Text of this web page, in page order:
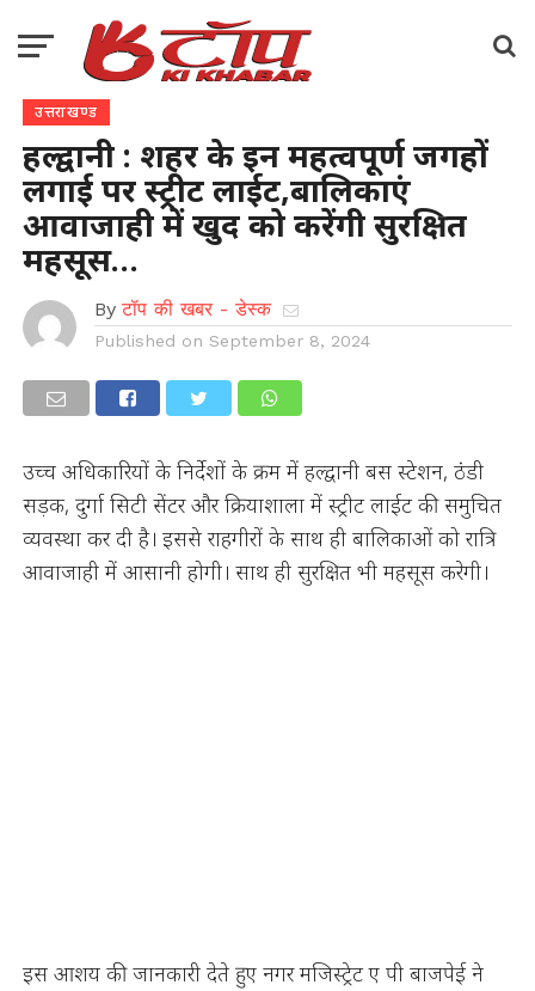
उत्तराखण्ड
हल्द्वानी : शहर के इन महत्वपूर्ण जगहों
लगाई पर स्ट्रीट लाईट,बालिकाएं
आवाजाही में खुद को करेंगी सुरक्षित
महसूस…
By टॉप की खबर - डेस्क
Published on September 8, 2024
उच्च अधिकारियों के निर्देशों के क्रम में हल्द्वानी बस स्टेशन, ठंडी
सड़क, दुर्गा सिटी सेंटर और क्रियाशाला में स्ट्रीट लाईट की समुचित
व्यवस्था कर दी है। इससे राहगीरों के साथ ही बालिकाओं को रात्रि
आवाजाही में आसानी होगी। साथ ही सुरक्षित भी महसूस करेगी।
इस आशय की जानकारी देते हुए नगर मजिस्ट्रेट ए पी बाजपेई ने